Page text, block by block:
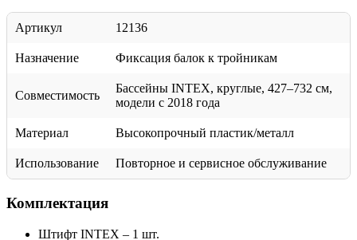
Артикул 12136
Назначение Фиксация балок к тройникам
Совместимость
Бассейны INTEX, круглые, 427–732 см,
модели с 2018 года
Материал Высокопрочный пластик/металл
Использование Повторное и сервисное обслуживание
Комплектация
Штифт INTEX – 1 шт.